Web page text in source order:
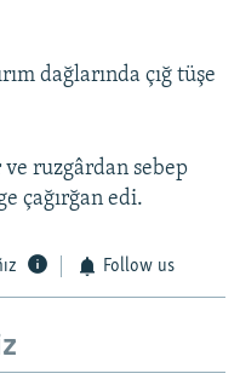
dağlarında çığ tüşe
ve ruzgârdan sebep
çağırğan edi.
Follow us